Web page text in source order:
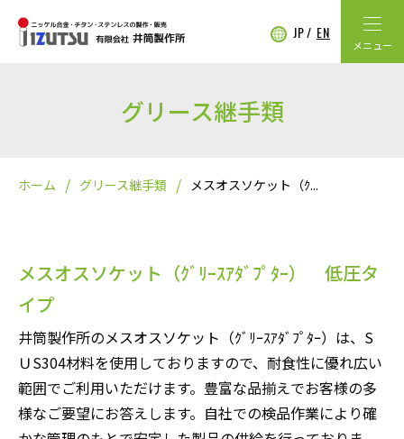
JP EN
メニュー
グリース継手類
ホーム グリース継手類 メスオスソケット（ｸ...
メスオスソケット（ｸﾞﾘｰｽｱﾀﾞﾌﾟﾀｰ） 低圧タ
イプ
井筒製作所のメスオスソケット（ｸﾞﾘｰｽｱﾀﾞﾌﾟﾀｰ）は、S
ＵS304材料を使用しておりますので、耐食性に優れ広い
範囲でご利用いただけます。豊富な品揃えでお客様の多
様なご要望にお答えします。自社での検品作業により確